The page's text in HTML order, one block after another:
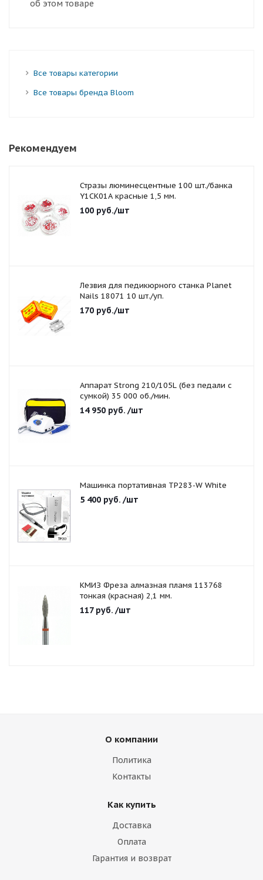
об этом товаре
Все товары категории
Все товары бренда Bloom
Рекомендуем
Стразы люминесцентные 100 шт./банка
Y1CK01A красные 1,5 мм.
100 руб./шт
Лезвия для педикюрного станка Planet
Nails 18071 10 шт./уп.
170 руб./шт
Аппарат Strong 210/105L (без педали с
сумкой) 35 000 об./мин.
14 950 руб. /шт
Машинка портативная TP283-W White
5 400 руб. /шт
КМИЗ Фреза алмазная пламя 113768
тонкая (красная) 2,1 мм.
117руб. /шт
О компании
Политика
Контакты
Как купить
Доставка
Оплата
Гарантия и возврат